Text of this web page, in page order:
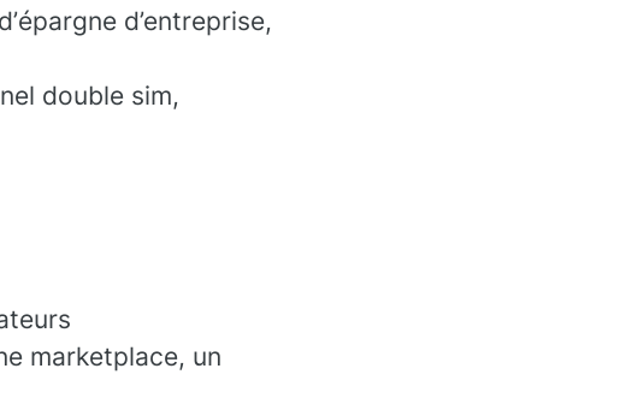
d’entreprise,
double sim,
marketplace, un